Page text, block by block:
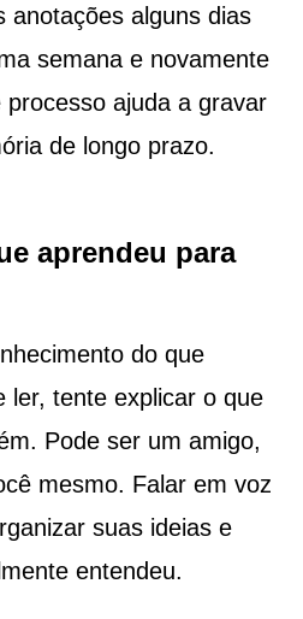
anotações alguns dias
semana e novamente
ajuda a gravar
de longo prazo.
aprendeu para
do que
ler, tente explicar o que
Pode ser um amigo,
mesmo. Falar em voz
suas ideias e
entendeu.